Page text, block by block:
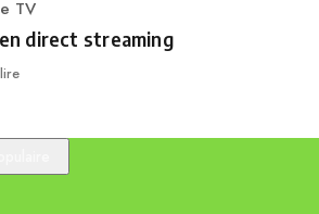
TV
direct streaming